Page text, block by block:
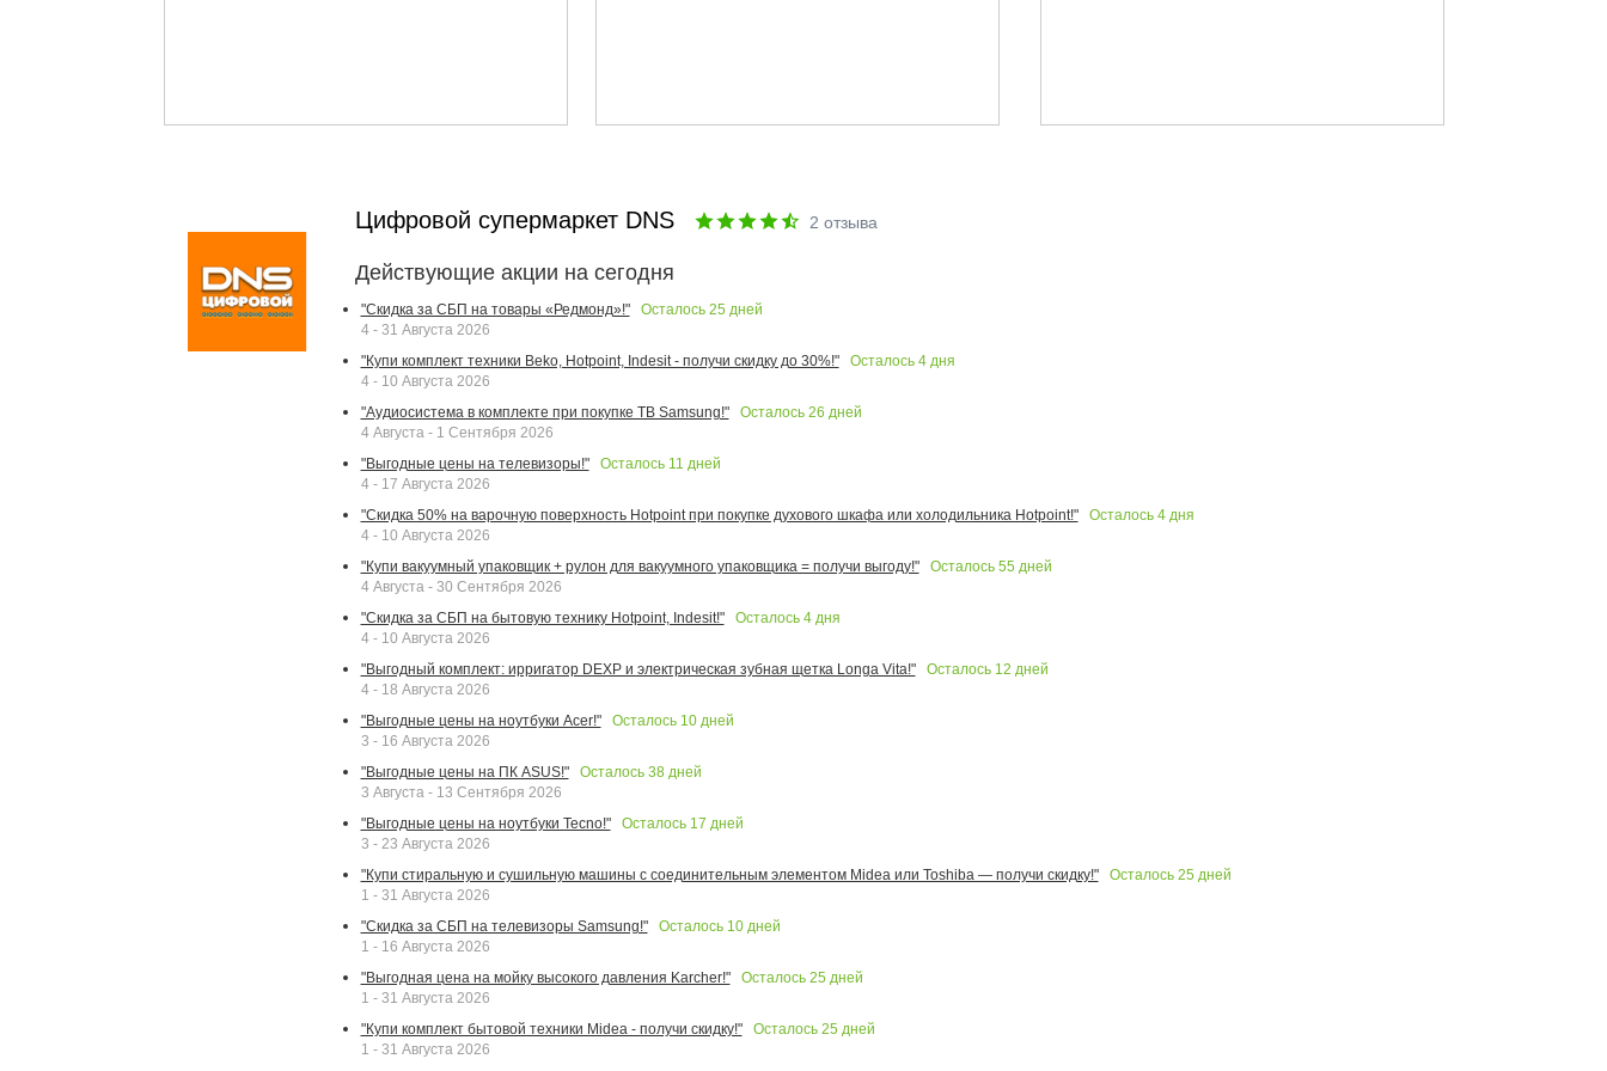
Цифровой супермаркет DNS 2 отзыва
Действующие акции на сегодня
"Скидка за СБП на товары «Редмонд»!" Осталось 25 дней
4 - 31 Августа 2026
"Купи комплект техники Beko, Hotpoint, Indesit - получи скидку до 30%!"
Осталось 4дня
4 - 10 Августа 2026
"Аудиосистема в комплекте при покупке ТВ Samsung!"
Осталось 26 дней
4 Августа - 1 Сентября 2026
"Выгодные цены на телевизоры!"
Осталось 11 дней
4 - 17 Августа 2026
"Скидка 50% на варочную поверхность Hotpoint при покупке духового шкафа или холодильника Hotpoint!"
Осталось 4дня
4 - 10 Августа 2026
"Купи вакуумный упаковщик + рулон для вакуумного упаковщика = получи выгоду!"
Осталось 55 дней
4 Августа - 30 Сентября 2026
"Скидка за СБП на бытовую технику Hotpoint, Indesit!"
Осталось 4дня
4 - 10 Августа 2026
"Выгодный комплект: ирригатор DEXP и электрическая зубная щетка Longa Vita!"
Осталось 12 дней
4 - 18 Августа 2026
"Выгодные цены на ноутбуки Acer!"
Осталось 10дней
3 - 16 Августа 2026
"Выгодные цены на ПК ASUS!"
Осталось 38дней
3 Августа - 13 Сентября 2026
"Выгодные цены на ноутбуки Tecno!"
Осталось 17 дней
3 - 23 Августа 2026
"Купи стиральную и сушильную машины с соединительным элементом Midea или Toshiba — получи скидку!"
Осталось 25 дней
1 - 31 Августа 2026
"Скидка за СБП на телевизоры Samsung!"
Осталось 10дней
1 - 16 Августа 2026
"Выгодная цена на мойку высокого давления Karcher!"
Осталось 25 дней
1 - 31 Августа 2026
"Купи комплект бытовой техники Midea - получи скидку!"
Осталось 25 дней
1 - 31 Августа 2026